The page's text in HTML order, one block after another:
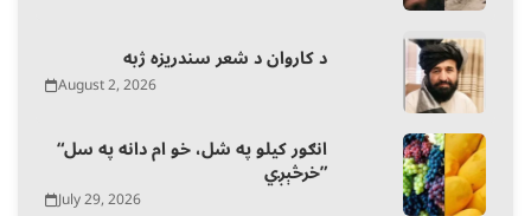
د کاروان د شعر سندریزه ژبه
August 2, 2026
“انګور کیلو په شل، خو ام دانه په سل
خرڅېږي”
July 29, 2026